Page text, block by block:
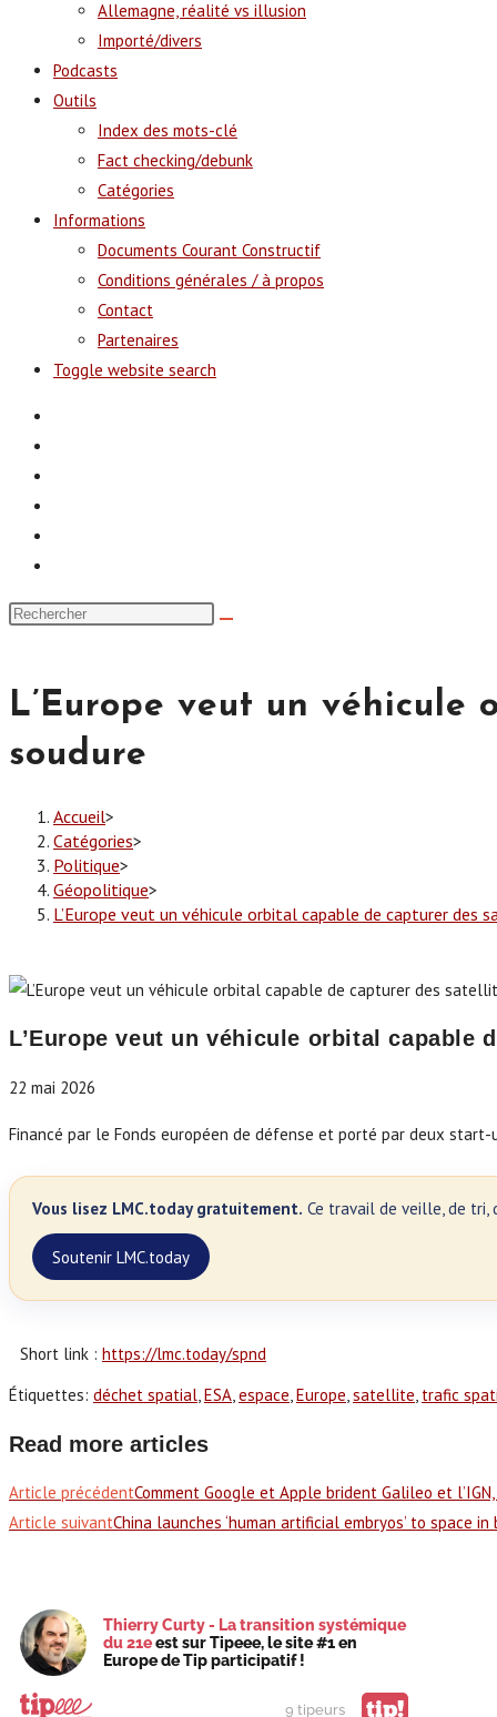
Allemagne, réalité vs illusion
Importé/divers
Podcasts
Outils
Index des mots-clé
Fact checking/debunk
Catégories
Informations
Documents Courant Constructif
Conditions générales / à propos
Contact
Partenaires
Toggle website search
L’Europe veut un
soudure
Accueil>
Catégories>
Politique>
Géopolitique>
L’Europe veut un véhicule orbital capable de capturer des
L’Europe veut un véhicule orbital capable
22 mai 2026
Financé par le Fonds européen de défense et porté par deux start-
Vous lisez LMC.today gratuitement. Ce travail de veille, de tri,
Soutenir LMC.today
Short link : https://lmc.today/spnd
Étiquettes: déchet spatial, ESA, espace, Europe, satellite, trafic
Read more articles
Article précédentComment Google et Apple brident Galileo et
Article suivantChina launches ‘human artificial embryos’ to
Thierry Curty - La transition systémique
du 21eest sur Tipeee, le site #1 en
Europe de Tip participatif !
9 tipeurs tip!